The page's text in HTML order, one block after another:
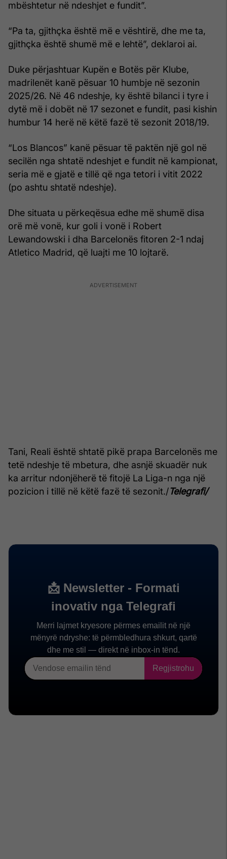
mbështetur në ndeshjet e fundit”.
“Pa ta, gjithçka është më e vështirë, dhe me ta,
gjithçka është shumë më e lehtë”, deklaroi ai.
Duke përjashtuar Kupën e Botës për Klube,
madrilenët kanë pësuar 10 humbje në sezonin
2025/26. Në 46 ndeshje, ky është bilanci i tyre i
dytë më i dobët në 17 sezonet e fundit, pasi kishin
humbur 14 herë në këtë fazë të sezonit 2018/19.
“Los Blancos” kanë pësuar të paktën një gol në
secilën nga shtatë ndeshjet e fundit në kampionat,
seria më e gjatë e tillë që nga tetori i vitit 2022
(po ashtu shtatë ndeshje).
Dhe situata u përkeqësua edhe më shumë disa
orë më vonë, kur goli i vonë i Robert
Lewandowski i dha Barcelonës fitoren 2-1 ndaj
Atletico Madrid, që luajti me 10 lojtarë.
Tani, Reali është shtatë pikë prapa Barcelonës me
tetë ndeshje të mbetura, dhe asnjë skuadër nuk
ka arritur ndonjëherë të fitojë La Liga-n nga një
pozicion i tillë në këtë fazë të sezonit./Telegrafi/